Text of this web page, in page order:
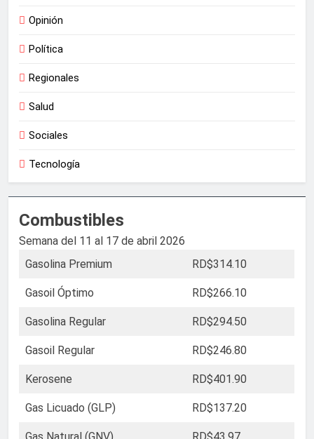
Opinión
Política
Regionales
Salud
Sociales
Tecnología
Combustibles
Semana del 11 al 17 de abril 2026
Gasolina Premium
RD$314.10
Gasoil Óptimo RD$266.10
Gasolina Regular RD$294.50
Gasoil Regular RD$246.80
Kerosene RD$401.90
Gas Licuado (GLP) RD$137.20